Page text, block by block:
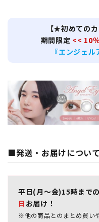
【★初めての
期間限定 << 10
『エンジェル
■発送・お届けについて
平日(月～金)15時まで
日 お届け！
※他の商品とのまとめ買い